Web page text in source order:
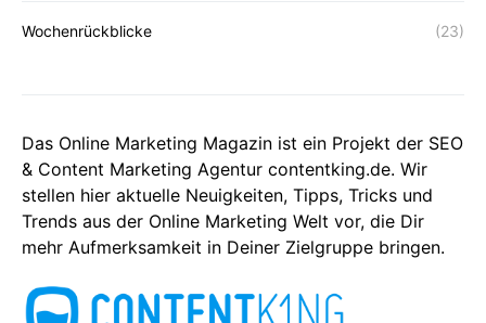
Wochenrückblicke (23)
Das Online Marketing Magazin ist ein Projekt der SEO
& Content Marketing Agentur contentking.de. Wir
stellen hier aktuelle Neuigkeiten, Tipps, Tricks und
Trends aus der Online Marketing Welt vor, die Dir
mehr Aufmerksamkeit in Deiner Zielgruppe bringen.